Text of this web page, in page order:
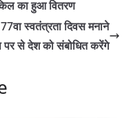
का हुआ वितरण
स्वतंत्रता दिवस मनाने
पर से देश को संबोधित करेंगे